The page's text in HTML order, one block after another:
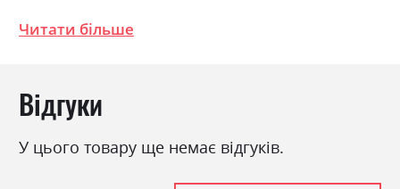
Колір (Корпус):
Стиль
мінімалізм, модерн
Читати більше
Відгуки
У цього товару ще немає відгуків.